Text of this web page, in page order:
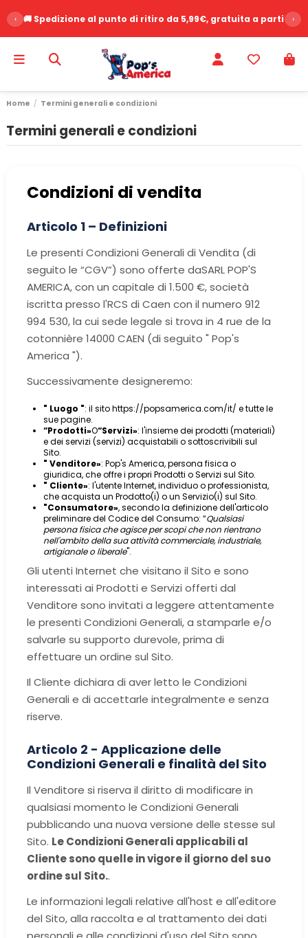
‹ ⭐ Oltre 2500 recensioni clienti - Voto 9.6/10 ›
Home Termini generali e condizioni
Termini generali e condizioni
Condizioni di vendita
Articolo 1 – Definizioni
Le presenti Condizioni Generali di Vendita (di
seguito le “CGV”) sono offerte daSARL POP'S
AMERICA, con un capitale di 1.500 €, società
iscritta presso l'RCS di Caen con il numero 912
994 530, la cui sede legale si trova in 4 rue de la
cotonnière 14000 CAEN (di seguito " Pop's
America ").
Successivamente designeremo:
" Luogo ": il sito https://popsamerica.com/it/ e tutte le
sue pagine.
“Prodotti»O“Servizi»: l'insieme dei prodotti (materiali)
e dei servizi (servizi) acquistabili o sottoscrivibili sul
Sito.
" Venditore»: Pop's America, persona fisica o
giuridica, che offre i propri Prodotti o Servizi sul Sito.
" Cliente»: l'utente Internet, individuo o professionista,
che acquista un Prodotto(i) o un Servizio(i) sul Sito.
"Consumatore», secondo la definizione dell'articolo
preliminare del Codice del Consumo: “Qualsiasi
persona fisica che agisce per scopi che non rientrano
nell'ambito della sua attività commerciale, industriale,
artigianale o liberale".
Gli utenti Internet che visitano il Sito e sono
interessati ai Prodotti e Servizi offerti dal
Venditore sono invitati a leggere attentamente
le presenti Condizioni Generali, a stamparle e/o
salvarle su supporto durevole, prima di
effettuare un ordine sul Sito.
Il Cliente dichiara di aver letto le Condizioni
Generali e di accettarle integralmente e senza
riserve.
Articolo 2 - Applicazione delle
Condizioni Generali e finalità del Sito
Il Venditore si riserva il diritto di modificare in
qualsiasi momento le Condizioni Generali
pubblicando una nuova versione delle stesse sul
Sito. Le Condizioni Generali applicabili al
Cliente sono quelle in vigore il giorno del suo
ordine sul Sito..
Le informazioni legali relative all'host e all'editore
del Sito, alla raccolta e al trattamento dei dati